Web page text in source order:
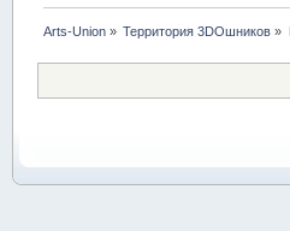
Arts-Union » Территория 3DOшников »